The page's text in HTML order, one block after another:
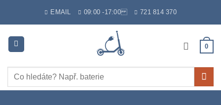
EMAIL 09:00 -17:00 721 814 370
0
Hledat: